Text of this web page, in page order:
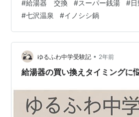
つの浴室があるなどと語っていたか
されたから現在の状況は知らん。ひ
ルームなんて言うかもしれない。昨
気なのかもワカランけれど。 そんな
器交換はどの様な感じだったかファ
すると「15年使用したからソロソロ
#給湯器 交換 #スーパー銭湯 #
#七沢温泉 #イノシシ鍋
ゆるふわ中学受験記 • 2年前
給湯器の買い換えタイミングに